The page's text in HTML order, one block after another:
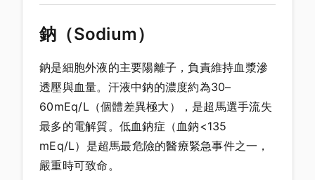
鈉（Sodium）
鈉是細胞外液的主要陽離子，負責維持血漿滲
透壓與血量。汗液中鈉的濃度約為30–
60mEq/L（個體差異極大），是超馬選手流失
最多的電解質。低血鈉症（血鈉<135
mEq/L）是超馬最危險的醫療緊急事件之一，
嚴重時可致命。